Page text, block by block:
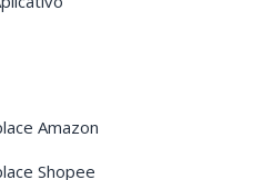
Amazon
Shopee